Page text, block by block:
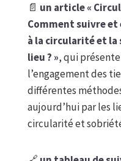
📄 un article «
Comment suivre
à la circularité et
lieu ? », qui
l’engagement des
différentes
aujourd’hui par les
circularité et